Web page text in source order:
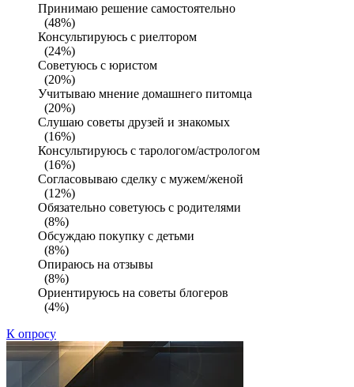
Принимаю решение самостоятельно
(48%)
Консультируюсь с риелтором
(24%)
Советуюсь с юристом
(20%)
Учитываю мнение домашнего питомца
(20%)
Слушаю советы друзей и знакомых
(16%)
Консультируюсь с тарологом/астрологом
(16%)
Согласовываю сделку с мужем/женой
(12%)
Обязательно советуюсь с родителями
(8%)
Обсуждаю покупку с детьми
(8%)
Опираюсь на отзывы
(8%)
Ориентируюсь на советы блогеров
(4%)
К опросу